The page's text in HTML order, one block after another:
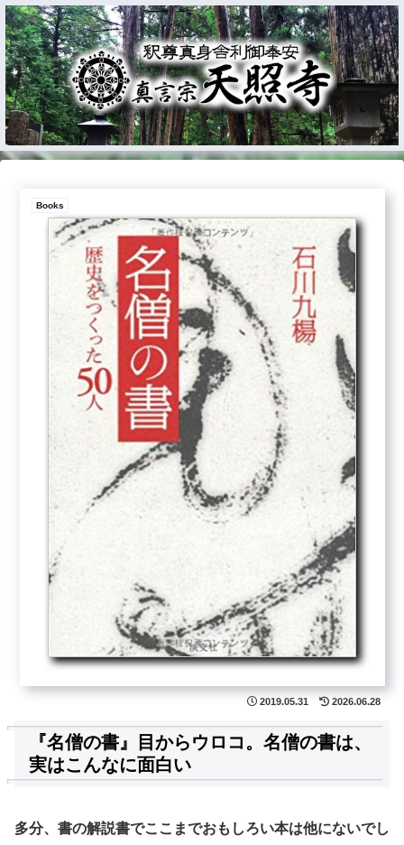
Books
2019.05.31 2026.06.28
『名僧の書』目からウロコ。名僧の書は、
実はこんなに面白い
多分、書の解説書でここまでおもしろい本は他にないでし